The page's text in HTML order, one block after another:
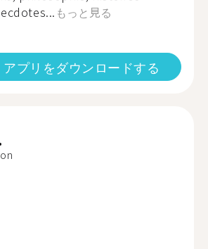
もっと見る
アプリをダウンロードする